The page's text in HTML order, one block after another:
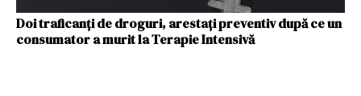
Doi traficanţi de droguri, arestaţi preventiv după ce un
consumator a murit la Terapie Intensivă